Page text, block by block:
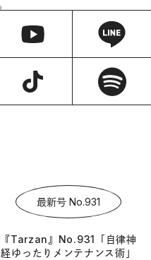
最新号 No.931
『Tarzan』No.931「自律神
経ゆったりメンテナンス術」